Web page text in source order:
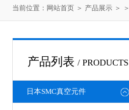
当前位置： 网站首页 ＞ 产品展示 ＞ ＞
产品列表 / PRODUCTS
日本SMC真空元件